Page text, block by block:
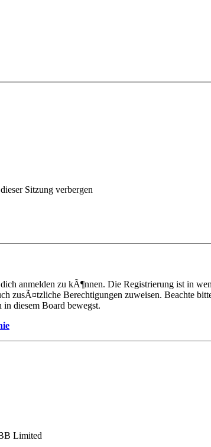
Sitzung verbergen
anmelden zu kÃ¶nnen. Die Registrierung ist in
zusÃ¤tzliche Berechtigungen zuweisen. Beachte
diesem Board bewegst.
Limited